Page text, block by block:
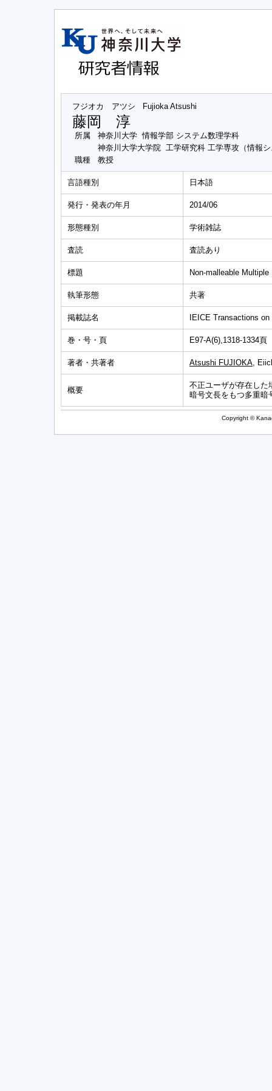
フジオカ アツシ Fujioka Atsushi
藤岡 淳
所属
神奈川大学 情報学部 システム数理学科
神奈川大学大学院 工学研究科 工学専攻（情報
職種
教授
言語種別 日本語
発行・発表の年月 2014/06
形態種別 学術雑誌
査読 査読あり
標題 Non-malleable
執筆形態 共著
掲載誌名 IEICE Transactions
巻・号・頁 E97-A(6),1318-1334頁
著者・共著者 Atsushi FUJIOKA,
概要
不正ユーザが存在した
暗号文長をもつ多重暗
Copyright ©